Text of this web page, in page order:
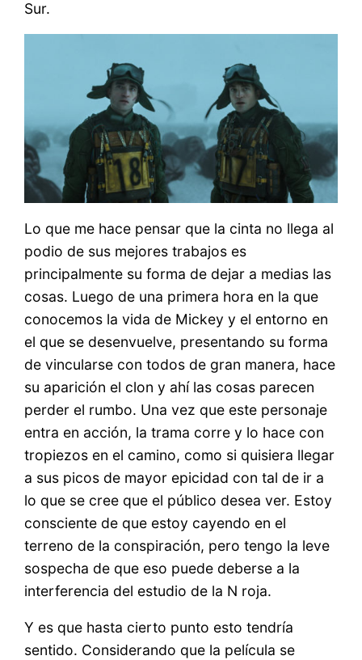
Sur.
Lo que me hace pensar que la cinta no llega al
podio de sus mejores trabajos es
principalmente su forma de dejar a medias las
cosas. Luego de una primera hora en la que
conocemos la vida de Mickey y el entorno en
el que se desenvuelve, presentando su forma
de vincularse con todos de gran manera, hace
su aparición el clon y ahí las cosas parecen
perder el rumbo. Una vez que este personaje
entra en acción, la trama corre y lo hace con
tropiezos en el camino, como si quisiera llegar
a sus picos de mayor epicidad con tal de ir a
lo que se cree que el público desea ver. Estoy
consciente de que estoy cayendo en el
terreno de la conspiración, pero tengo la leve
sospecha de que eso puede deberse a la
interferencia del estudio de la N roja.
Y es que hasta cierto punto esto tendría
sentido. Considerando que la película se